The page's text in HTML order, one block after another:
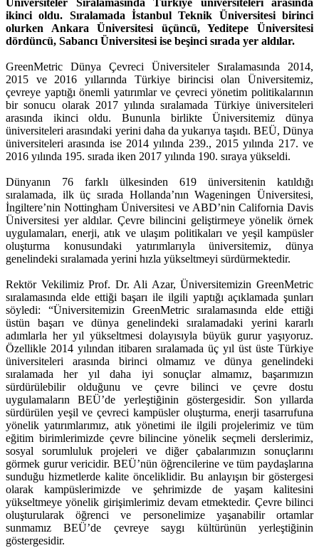
Üniversiteler Sıralamasında Türkiye üniversiteleri arasında
ikinci oldu. Sıralamada İstanbul Teknik Üniversitesi birinci
olurken Ankara Üniversitesi üçüncü, Yeditepe Üniversitesi
dördüncü, Sabancı Üniversitesi ise beşinci sırada yer aldılar.
GreenMetric Dünya Çevreci Üniversiteler Sıralamasında 2014,
2015 ve 2016 yıllarında Türkiye birincisi olan Üniversitemiz,
çevreye yaptığı önemli yatırımlar ve çevreci yönetim politikalarının
bir sonucu olarak 2017 yılında sıralamada Türkiye üniversiteleri
arasında ikinci oldu. Bununla birlikte Üniversitemiz dünya
üniversiteleri arasındaki yerini daha da yukarıya taşıdı. BEÜ, Dünya
üniversiteleri arasında ise 2014 yılında 239., 2015 yılında 217. ve
2016 yılında 195. sırada iken 2017 yılında 190. sıraya yükseldi.
Dünyanın 76 farklı ülkesinden 619 üniversitenin katıldığı
sıralamada, ilk üç sırada Hollanda’nın Wageningen Üniversitesi,
İngiltere’nin Nottingham Üniversitesi ve ABD’nin California Davis
Üniversitesi yer aldılar. Çevre bilincini geliştirmeye yönelik örnek
uygulamaları, enerji, atık ve ulaşım politikaları ve yeşil kampüsler
oluşturma konusundaki yatırımlarıyla üniversitemiz, dünya
genelindeki sıralamada yerini hızla yükseltmeyi sürdürmektedir.
Rektör Vekilimiz Prof. Dr. Ali Azar, Üniversitemizin GreenMetric
sıralamasında elde ettiği başarı ile ilgili yaptığı açıklamada şunları
söyledi: “Üniversitemizin GreenMetric sıralamasında elde ettiği
üstün başarı ve dünya genelindeki sıralamadaki yerini kararlı
adımlarla her yıl yükseltmesi dolayısıyla büyük gurur yaşıyoruz.
Özellikle 2014 yılından itibaren sıralamada üç yıl üst üste Türkiye
üniversiteleri arasında birinci olmamız ve dünya genelindeki
sıralamada her yıl daha iyi sonuçlar almamız, başarımızın
sürdürülebilir olduğunu ve çevre bilinci ve çevre dostu
uygulamaların BEÜ’de yerleştiğinin göstergesidir. Son yıllarda
sürdürülen yeşil ve çevreci kampüsler oluşturma, enerji tasarrufuna
yönelik yatırımlarımız, atık yönetimi ile ilgili projelerimiz ve tüm
eğitim birimlerimizde çevre bilincine yönelik seçmeli derslerimiz,
sosyal sorumluluk projeleri ve diğer çabalarımızın sonuçlarını
görmek gurur vericidir. BEÜ’nün öğrencilerine ve tüm paydaşlarına
sunduğu hizmetlerde kalite önceliklidir. Bu anlayışın bir göstergesi
olarak kampüslerimizde ve şehrimizde de yaşam kalitesini
yükseltmeye yönelik girişimlerimiz devam etmektedir. Çevre bilinci
oluşturularak öğrenci ve personelimize yaşanabilir ortamlar
sunmamız BEÜ’de çevreye saygı kültürünün yerleştiğinin
göstergesidir.